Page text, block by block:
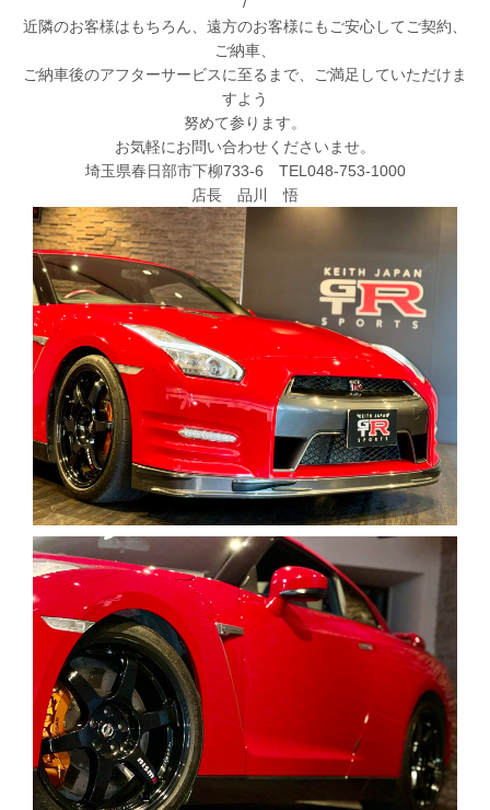
近隣のお客様はもちろん、遠方のお客様にもご安心してご契約、
ご納車、
ご納車後のアフターサービスに至るまで、ご満足していただけま
すよう
努めて参ります。
お気軽にお問い合わせくださいませ。
埼玉県春日部市下柳733-6 TEL048-753-1000
店長 品川 悟